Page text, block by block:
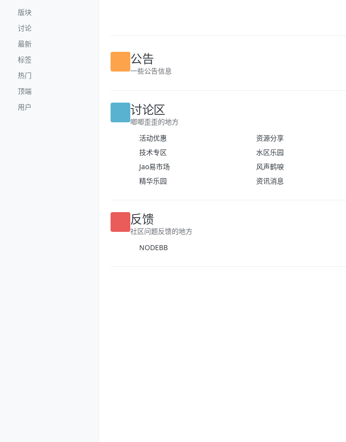
版块
讨论
最新
标签
热门
顶端
用户
公告
一些公告信息
讨论区
唧唧歪歪的地方
活动优惠
资源分享
技术专区
水区乐园
Jao易市场
风声鹤唳
精华乐园
资讯消息
反馈
社区问题反馈的地方
NODEBB